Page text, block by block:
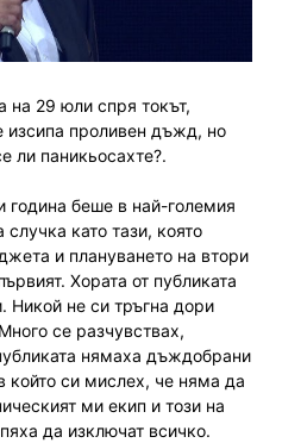
на 29 юли спря токът,
изсипа проливен дъжд, но
ли паникьосахте?.
година беше в най-големия
като тази, която
и плануването на втори
Хората от публиката
Никой не си тръгна дори
се разчувствах,
нямаха дъждобрани
си мислех, че няма да
ми екип и този на
да изключат всичко.